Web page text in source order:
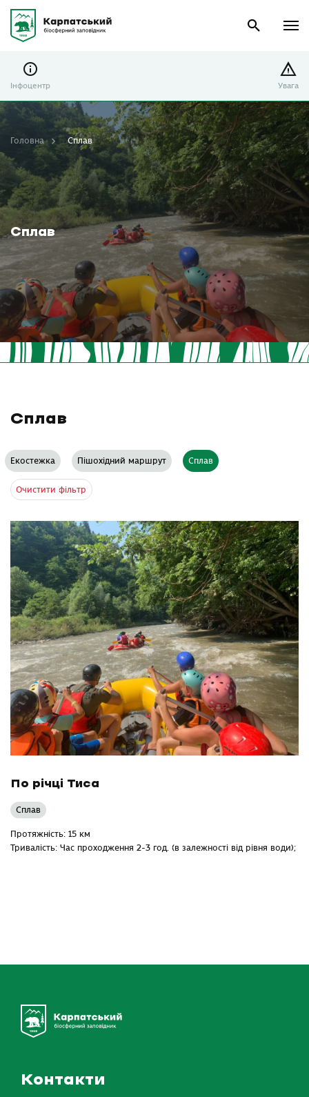
Інфоцентр Увага
Сплав
Головна Сплав
Сплав
Екостежка Пішохідний маршрут Сплав
Очистити фільтр
По річці Тиса
Сплав
Протяжність: 15 км
Тривалість: Час проходження 2-3 год. (в залежності від рівня води);
Контакти